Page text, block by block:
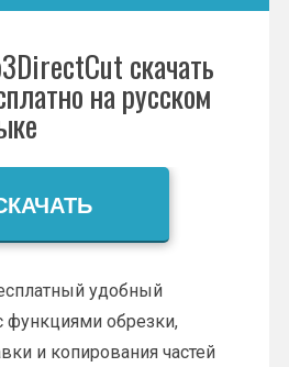
скачать
на русском
удобный
функциями обрезки,
и копирования частей